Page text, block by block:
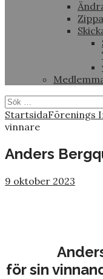
Zippa
Sök
efter:
StartsidaFörenings
vinnare
Anders
9 oktober 2023
för sin